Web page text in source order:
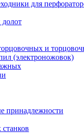
для
и
(электроножовок)
принадлежности